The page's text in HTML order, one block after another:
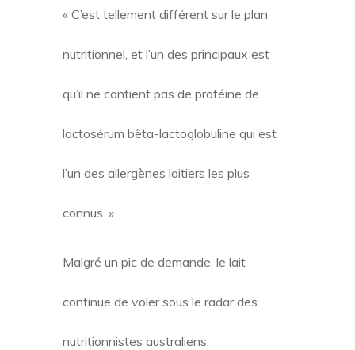
« C’est tellement différent sur le plan
nutritionnel, et l’un des principaux est
qu’il ne contient pas de protéine de
lactosérum bêta-lactoglobuline qui est
l’un des allergènes laitiers les plus
connus. »
Malgré un pic de demande, le lait
continue de voler sous le radar des
nutritionnistes australiens.